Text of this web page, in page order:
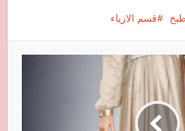
قسم الازياء